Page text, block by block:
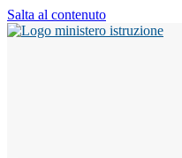
Salta al contenuto